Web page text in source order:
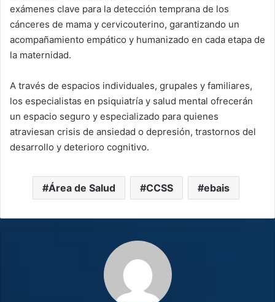
exámenes clave para la detección temprana de los
cánceres de mama y cervicouterino, garantizando un
acompañamiento empático y humanizado en cada etapa de
la maternidad.
A través de espacios individuales, grupales y familiares,
los especialistas en psiquiatría y salud mental ofrecerán
un espacio seguro y especializado para quienes
atraviesan crisis de ansiedad o depresión, trastornos del
desarrollo y deterioro cognitivo.
Área de Salud CCSS ebais